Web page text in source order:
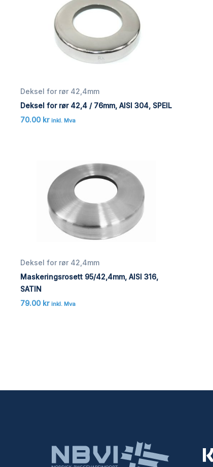
Deksel for rør 42,4mm
Deksel for rør 42,4 / 76mm, AISI 304, SPEIL
70.00 kr inkl. Mva
Deksel for rør 42,4mm
Maskeringsrosett 95/42,4mm, AISI 316,
SATIN
79.00 kr inkl. Mva